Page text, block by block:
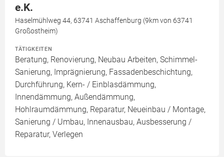
e.K.
Haselmühlweg 44, 63741 Aschaffenburg (9km von 63741
Großostheim)
TÄTIGKEITEN
Beratung, Renovierung, Neubau Arbeiten, Schimmel-
Sanierung, Imprägnierung, Fassadenbeschichtung,
Durchführung, Kern- / Einblasdämmung,
Innendämmung, Außendämmung,
Hohlraumdämmung, Reparatur, Neueinbau / Montage,
Sanierung / Umbau, Innenausbau, Ausbesserung /
Reparatur, Verlegen